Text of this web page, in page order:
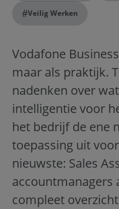
#Veilig Werken
Vodafone
maar als praktijk.
nadenken over
intelligentie voor
het bedrijf de ene
toepassing uit
nieuwste: Sales
accountmanagers
compleet